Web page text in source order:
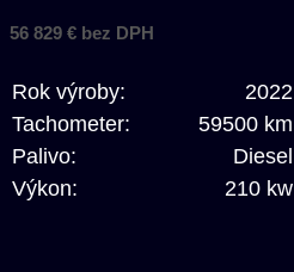
56 829 € bez DPH
Rok výroby:
2022
Tachometer:
59500 km
Palivo:
Diesel
Výkon:
210 kw